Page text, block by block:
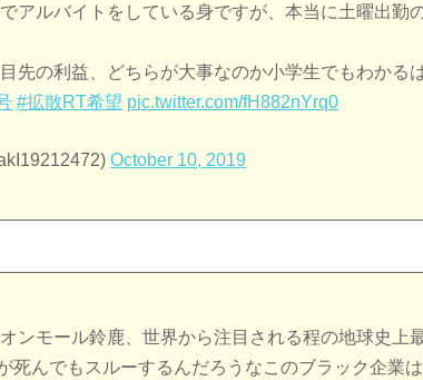
アルバイトをしている身ですが、本当に土曜出勤
先の利益、どちらが大事なのか小学生でもわかる
#拡散RT希望 pic.twitter.com/fH882nYrq0
October 10, 2019
ンモール鈴鹿、世界から注目される程の地球史上
死んでもスルーするんだろうなこのブラック企業は